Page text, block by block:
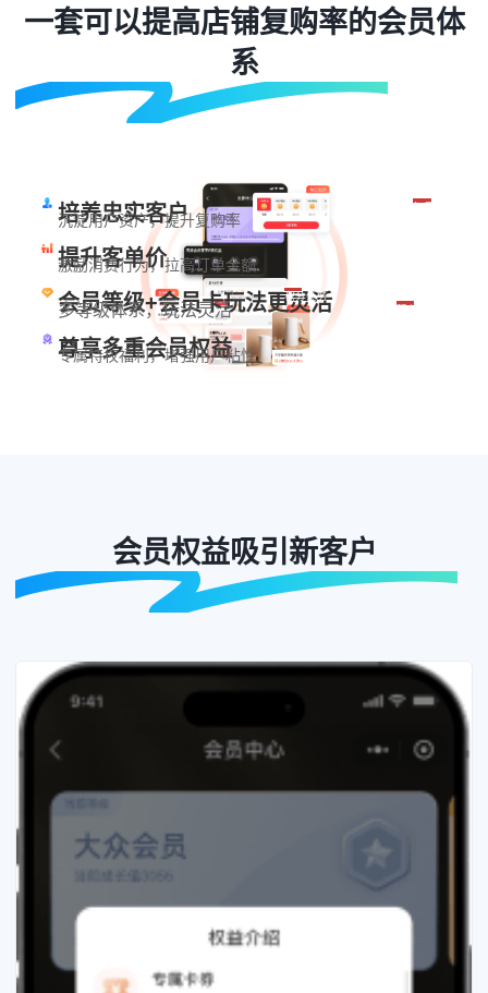
一套可以提高店铺复购率的会员体
系
培养忠实客户
提升客单价
会员等级+会员卡玩法更灵活
尊享多重会员权益
沉淀用户资产，提升复购率
激励消费行为，拉高订单金额
多等级体系，玩法灵活
专属特权福利，增强用户粘性
积分任务
积分兑换
会员权益吸引新客户